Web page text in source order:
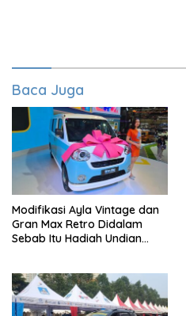
Baca Juga
Modifikasi Ayla Vintage dan
Gran Max Retro Didalam
Sebab Itu Hadiah Undian